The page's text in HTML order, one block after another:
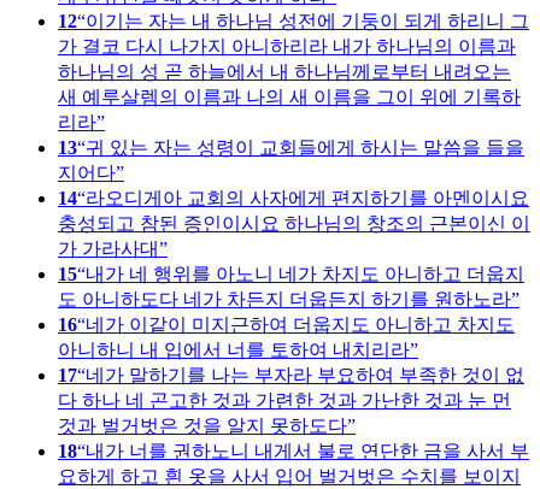
12 이기는 자는 내 하나님 성전에 기둥이 되게 하리니 그
가 결코 다시 나가지 아니하리라 내가 하나님의 이름과
하나님의 성 곧 하늘에서 내 하나님께로부터 내려오는
새 예루살렘의 이름과 나의 새 이름을 그이 위에 기록하
리라
13 귀 있는 자는 성령이 교회들에게 하시는 말씀을 들을
지어다
14 라오디게아 교회의 사자에게 편지하기를 아멘이시요
충성되고 참된 증인이시요 하나님의 창조의 근본이신 이
가 가라사대
15 내가 네 행위를 아노니 네가 차지도 아니하고 더웁지
도 아니하도다 네가 차든지 더웁든지 하기를 원하노라
16 네가 이같이 미지근하여 더웁지도 아니하고 차지도
아니하니 내 입에서 너를 토하여 내치리라
17 네가 말하기를 나는 부자라 부요하여 부족한 것이 없
다 하나 네 곤고한 것과 가련한 것과 가난한 것과 눈 먼
것과 벌거벗은 것을 알지 못하도다
18 내가 너를 권하노니 내게서 불로 연단한 금을 사서 부
요하게 하고 흰 옷을 사서 입어 벌거벗은 수치를 보이지